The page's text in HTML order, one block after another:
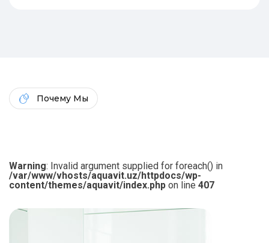
Почему Мы
Warning: Invalid argument supplied for foreach() in
/var/www/vhosts/aquavit.uz/httpdocs/wp-
content/themes/aquavit/index.php on line 407